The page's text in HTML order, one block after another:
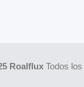
Roalflux Todos